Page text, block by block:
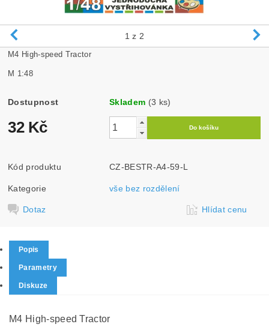
1 z 2
M4 High-speed Tractor
M 1:48
Dostupnost Skladem (3 ks)
32 Kč
Kód produktu CZ-BESTR-A4-59-L
Kategorie vše bez rozdělení
Dotaz Hlídat cenu
Popis
Parametry
Diskuze
M4 High-speed Tractor